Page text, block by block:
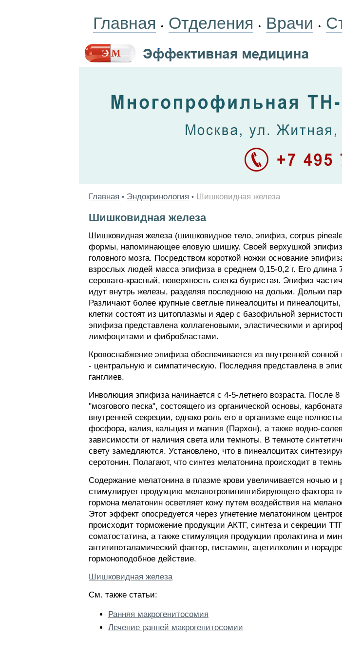
Главная • Отделения • Врачи •
Главная • Эндокринология • Шишковидная железа
Шишковидная железа
Шишковидная железа (шишковидное тело, эпифиз, corpus
формы, напоминающее еловую шишку. Своей верхушкой эпифиз
головного мозга. Посредством короткой ножки основание
взрослых людей масса эпифиза в среднем 0,15-0,2 г. Его
серовато-красный, поверхность слегка бугристая. Эпифиз
идут внутрь железы, разделяя последнюю на дольки. Дольки
Различают более крупные светлые пинеалоциты и
клетки состоят из цитоплазмы и ядер с базофильной
эпифиза представлена коллагеновыми, эластическими и
лимфоцитами и фибробластами.
Кровоснабжение эпифиза обеспечивается из внутренней
- центральную и симпатическую. Последняя представлена в
ганглиев.
Инволюция эпифиза начинается с 4-5-летнего возраста. После
"мозгового песка", состоящего из органической основы,
внутренней секреции, однако роль его в организме еще
фосфора, калия, кальция и магния (Пархон), а также водно-
зависимости от наличия света или темноты. В темноте
свету замедляются. Установлено, что в пинеалоцитах
серотонин. Полагают, что синтез мелатонина происходит в
Содержание мелатонина в плазме крови увеличивается ночью и
стимулирует продукцию меланотропинингибирующего фактора
гормона мелатонин осветляет кожу путем воздействия на
Этот эффект опосредуется через угнетение мелатонином
происходит торможение продукции АКТГ, синтеза и секреции
соматостатина, а также стимуляция продукции пролактина и
антигипоталамический фактор, гистамин, ацетилхолин и
гормоноподобное действие.
Шишковидная железа
См. также статьи:
Ранняя макрогенитосомия
Лечение ранней макрогенитосомии